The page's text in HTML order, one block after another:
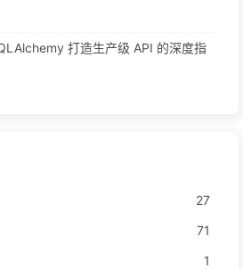
打造生产级 API 的深度指
27
71
1